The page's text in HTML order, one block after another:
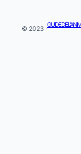
© 2023 ·
GUIDE DE